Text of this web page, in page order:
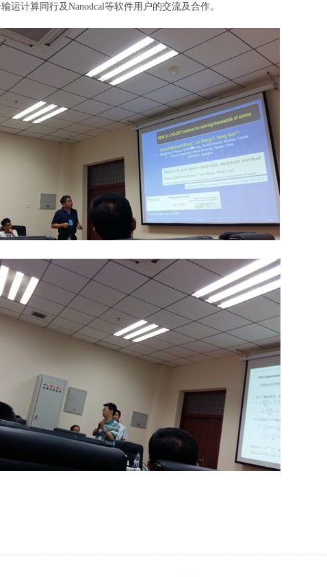
运计算同行及Nanodcal等软件用户的交流及合作。